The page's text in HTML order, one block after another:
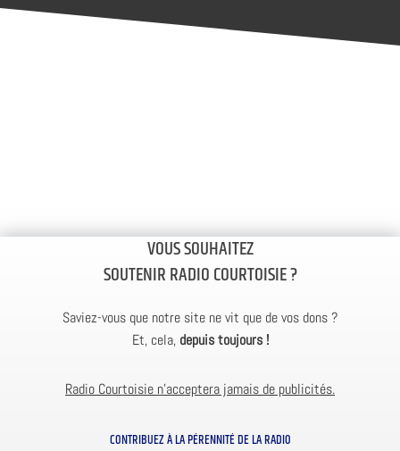
VOUS SOUHAITEZ
SOUTENIR RADIO COURTOISIE ?
Saviez-vous que notre site ne vit que de vos dons ?
Et, cela, depuis toujours !
Radio Courtoisie n’acceptera jamais de publicités.
CONTRIBUEZ À LA PÉRENNITÉ DE LA RADIO